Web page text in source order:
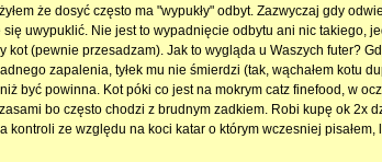
że dosyć często ma "wypukły" odbyt. Zazwyczaj gdy
się uwypuklić. Nie jest to wypadnięcie odbytu ani nic takiego,
kot (pewnie przesadzam). Jak to wygląda u Waszych futer?
zapalenia, tyłek mu nie śmierdzi (tak, wąchałem kotu
być powinna. Kot póki co jest na mokrym catz finefood, w
bo często chodzi z brudnym zadkiem. Robi kupę ok 2x
kontroli ze względu na koci katar o którym wczesniej